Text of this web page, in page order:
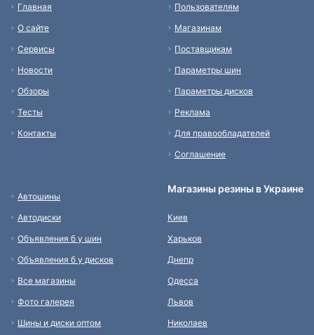
Главная
О сайте
Сервисы
Новости
Обзоры
Тесты
Контакты
Пользователям
Магазинам
Поставщикам
Параметры шин
Параметры дисков
Реклама
Для правообладателей
Соглашение
Автошины
Автодиски
Объявления б у шин
Объявления б у дисков
Все магазины
Фото галерея
Шины и диски оптом
Магазины резины в Украине
Киев
Харьков
Днепр
Одесса
Львов
Николаев